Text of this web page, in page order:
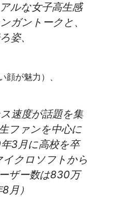
ルな女子高生感
ガントークと、
姿、
顔が魅力）、
速度が話題を集
ファンを中心に
3月に高校を卒
クロソフトから
ザー数は830万
月）